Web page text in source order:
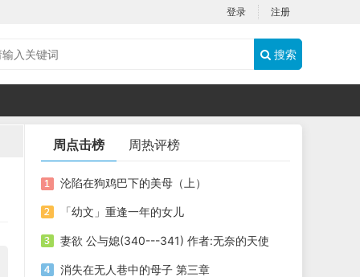
登录 注册
搜索
周点击榜 周热评榜
沦陷在狗鸡巴下的美母（上）
「幼文」重逢一年的女儿
妻欲 公与媳(340---341) 作者:无奈的天使
消失在无人巷中的母子 第三章